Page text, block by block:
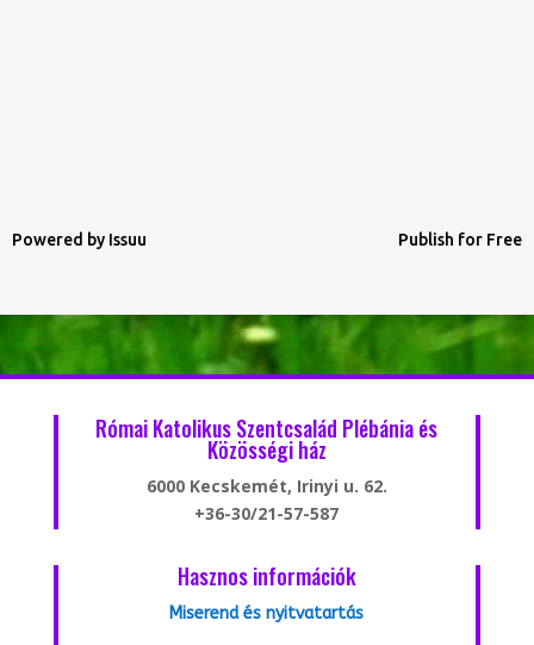
Powered by Issuu Publish for Free
Római Katolikus Szentcsalád Plébánia és
Közösségi ház
6000 Kecskemét, Irinyi u. 62.
+36-30/21-57-587
Hasznos információk
Miserend és nyitvatartás